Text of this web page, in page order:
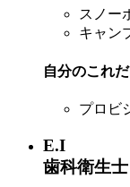
スノー
キャン
自分のこれだ
プロビ
E.I
歯科衛生士